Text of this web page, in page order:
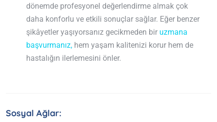
dönemde profesyonel değerlendirme almak çok
daha konforlu ve etkili sonuçlar sağlar. Eğer benzer
şikâyetler yaşıyorsanız gecikmeden bir uzmana
başvurmanız, hem yaşam kalitenizi korur hem de
hastalığın ilerlemesini önler.
Sosyal Ağlar: